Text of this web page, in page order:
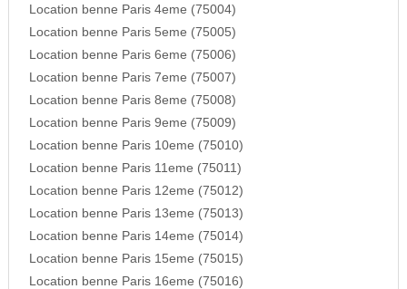
Location benne Paris 4eme (75004)
Location benne Paris 5eme (75005)
Location benne Paris 6eme (75006)
Location benne Paris 7eme (75007)
Location benne Paris 8eme (75008)
Location benne Paris 9eme (75009)
Location benne Paris 10eme (75010)
Location benne Paris 11eme (75011)
Location benne Paris 12eme (75012)
Location benne Paris 13eme (75013)
Location benne Paris 14eme (75014)
Location benne Paris 15eme (75015)
Location benne Paris 16eme (75016)